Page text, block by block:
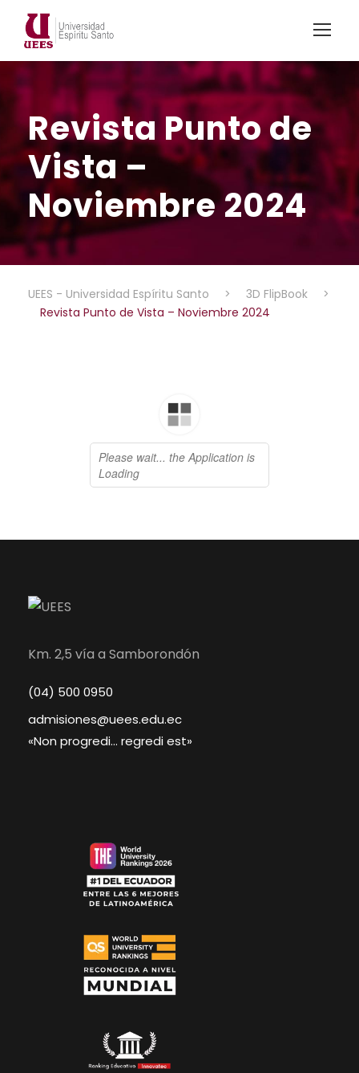
Revista Punto de
Vista –
Noviembre 2024
UEES - Universidad Espíritu Santo > 3D FlipBook
>
Revista Punto de Vista – Noviembre 2024
Km. 2,5 vía a Samborondón
(04) 500 0950
admisiones@uees.edu.ec
«Non progredi… regredi est»